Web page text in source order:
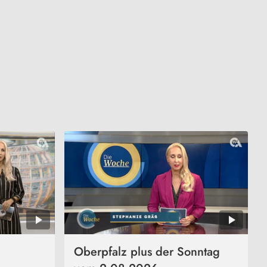
Oberpfalz plus der Sonntag